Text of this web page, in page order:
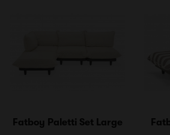
Fatboy Paletti Set Large